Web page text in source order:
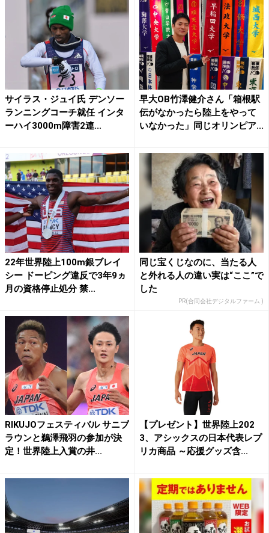
サイラス・ジュイ氏 デンソー
ランニングコーチ就任 インタ
ーハイ3000m障害2連...
早大OB竹澤健介さん「箱根駅
伝がなかったら陸上をやって
いなかった」同じオリンピア...
22年世界陸上100m銀ブレイ
シー ドーピング違反で3年9ヵ
月の資格停止処分 禁...
同じ宝くじなのに、当たる人
と外れる人の違い実は“ここ”で
した
PR(合同会社デジタルファーム )
RIKUJOフェスティバル サニブ
ラウンと鵜澤飛羽の参加が決
定！世界陸上入賞の井...
【プレゼント】世界陸上202
3、アシックスの日本代表レプ
リカ商品 ～応援グッズ含...